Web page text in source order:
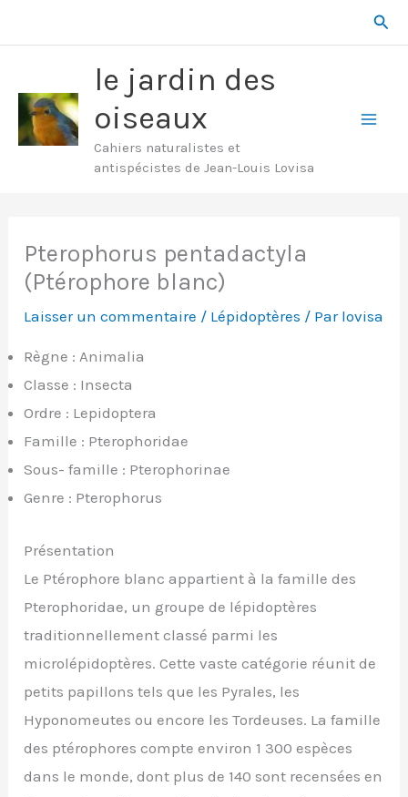
au
le jardin des
oiseaux
Cahiers naturalistes et
antispécistes de Jean-Louis Lovisa
Pterophorus pentadactyla
(Ptérophore blanc)
Laisser un commentaire / Lépidoptères / Par lovisa
Règne : Animalia
Classe : Insecta
Ordre : Lepidoptera
Famille : Pterophoridae
Sous- famille : Pterophorinae
Genre : Pterophorus
Présentation
Le Ptérophore blanc appartient à la famille des
Pterophoridae, un groupe de lépidoptères
traditionnellement classé parmi les
microlépidoptères. Cette vaste catégorie réunit de
petits papillons tels que les Pyrales, les
Hyponomeutes ou encore les Tordeuses. La famille
des ptérophores compte environ 1 300 espèces
dans le monde, dont plus de 140 sont recensées en